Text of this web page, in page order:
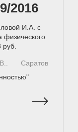
2016
И.А. с
физического
Саратов